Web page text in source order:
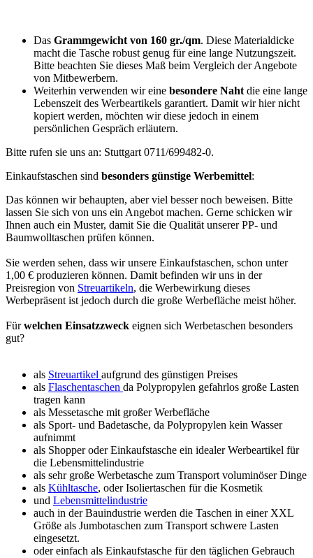
Das Grammgewicht von 160 gr./qm. Diese Materialdicke
macht die Tasche robust genug für eine lange Nutzungszeit.
Bitte beachten Sie dieses Maß beim Vergleich der Angebote
von Mitbewerbern.
Weiterhin verwenden wir eine besondere Naht die eine lange
Lebenszeit des Werbeartikels garantiert. Damit wir hier nicht
kopiert werden, möchten wir diese jedoch in einem
persönlichen Gespräch erläutern.
Bitte rufen sie uns an: Stuttgart 0711/699482-0.
Einkaufstaschen sind besonders günstige Werbemittel:
Das können wir behaupten, aber viel besser noch beweisen. Bitte
lassen Sie sich von uns ein Angebot machen. Gerne schicken wir
Ihnen auch ein Muster, damit Sie die Qualität unserer PP- und
Baumwolltaschen prüfen können.
Sie werden sehen, dass wir unsere Einkaufstaschen, schon unter
1,00 € produzieren können. Damit befinden wir uns in der
Preisregion von Streuartikeln, die Werbewirkung dieses
Werbepräsent ist jedoch durch die große Werbefläche meist höher.
Fürwelchen Einsatzzweck eignen sich Werbetaschen besonders
gut?
als Streuartikel aufgrund des günstigen Preises
als Flaschentaschen da Polypropylen gefahrlos große Lasten
tragen kann
als Messetasche mit großer Werbefläche
als Sport- und Badetasche, da Polypropylen kein Wasser
aufnimmt
als Shopper oder Einkaufstasche ein idealer Werbeartikel für
die Lebensmittelindustrie
als sehr große Werbetasche zum Transport voluminöser Dinge
als Kühltasche, oder Isoliertaschen für die Kosmetik
und Lebensmittelindustrie
auch in der Bauindustrie werden die Taschen in einer XXL
Größe als Jumbotaschen zum Transport schwere Lasten
eingesetzt.
oder einfach als Einkaufstasche für den täglichen Gebrauch